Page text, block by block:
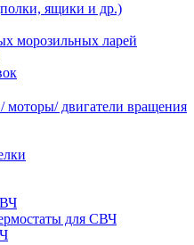
ящики и др.)
морозильных ларей
двигатели вращения
для СВЧ